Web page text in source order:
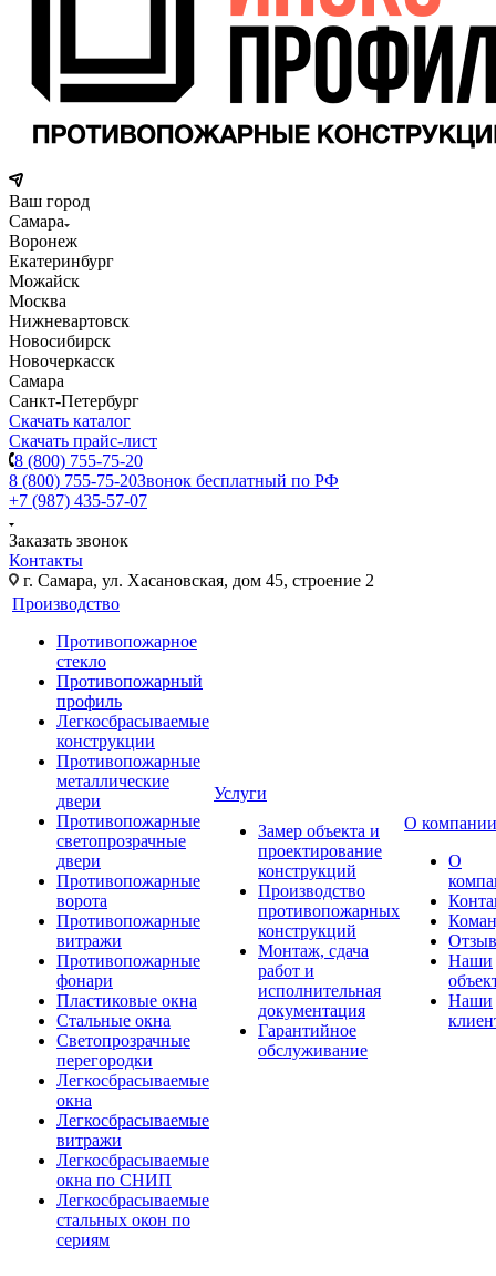
Ваш город
Самара
Воронеж
Екатеринбург
Можайск
Москва
Нижневартовск
Новосибирск
Новочеркасск
Самара
Санкт-Петербург
Скачать каталог
Скачать прайс-лист
8 (800) 755-75-20
8 (800) 755-75-20Звонок бесплатный по РФ
+7 (987) 435-57-07
Заказать звонок
Контакты
г. Самара, ул. Хасановская, дом 45, строение 2
Производство
Противопожарное
стекло
Противопожарный
профиль
Легкосбрасываемые
конструкции
Противопожарные
металлические
двери
Противопожарные
светопрозрачные
двери
Противопожарные
ворота
Противопожарные
витражи
Противопожарные
фонари
Пластиковые окна
Стальные окна
Светопрозрачные
перегородки
Легкосбрасываемые
окна
Легкосбрасываемые
витражи
Легкосбрасываемые
окна по СНИП
Легкосбрасываемые
стальных окон по
сериям
Услуги
Замер объекта и
проектирование
конструкций
Производство
противопожарных
конструкций
Монтаж, сдача
работ и
исполнительная
документация
Гарантийное
обслуживание
О компании
О
Наши
Наши